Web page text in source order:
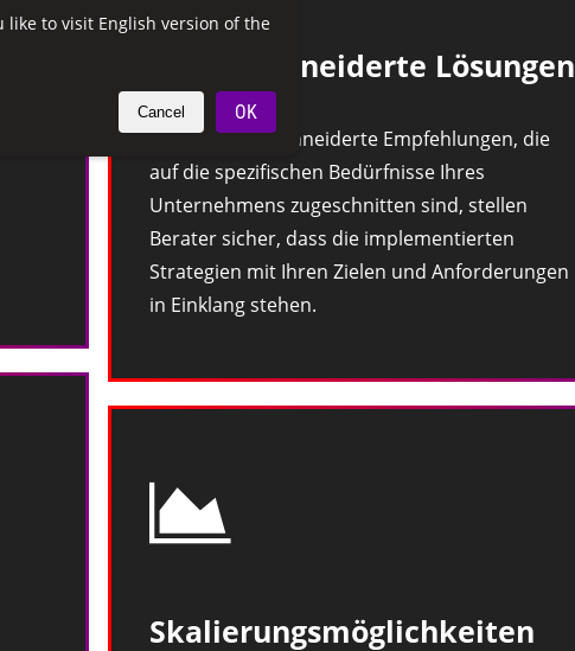
Maßgeschneiderte Lösungen
Durch maßgeschneiderte Empfehlungen, die
auf die spezifischen Bedürfnisse Ihres
Unternehmens zugeschnitten sind, stellen
Berater sicher, dass die implementierten
Strategien mit Ihren Zielen und Anforderungen
in Einklang stehen.
Skalierungsmöglichkeiten
like to visit English version of the
Cancel OK